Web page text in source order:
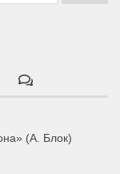
(А. Блок)